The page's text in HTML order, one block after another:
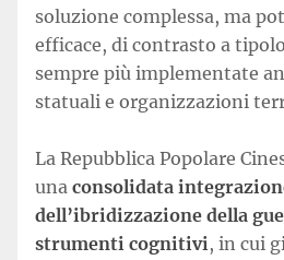
soluzione complessa, ma
efficace, di contrasto a
sempre più implementate
statuali e organizzazioni
La Repubblica Popolare
una consolidata
dell’ibridizzazione della
strumenti cognitivi, in cui